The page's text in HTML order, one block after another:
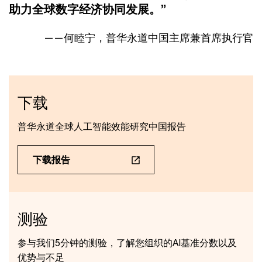
助力全球数字经济协同发展。”
——何睦宁，普华永道中国主席兼首席执行官
下载
普华永道全球人工智能效能研究中国报告
下载报告
测验
参与我们5分钟的测验，了解您组织的AI基准分数以及
优势与不足